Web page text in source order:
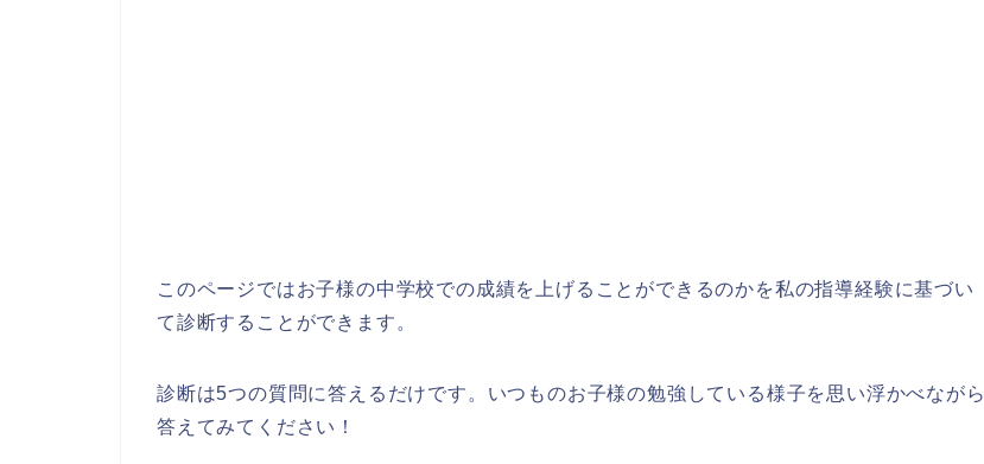
このページではお子様の中学校での成績を上げることができるのかを私の指導経験に基づい
て診断することができます。
診断は5つの質問に答えるだけです。いつものお子様の勉強している様子を思い浮かべながら
答えてみてください！